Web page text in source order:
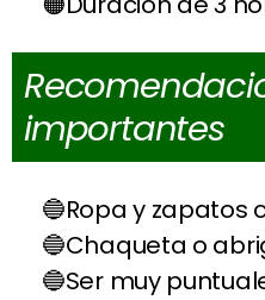
importantes
Ropa y zapatos
Chaqueta o
Ser muy